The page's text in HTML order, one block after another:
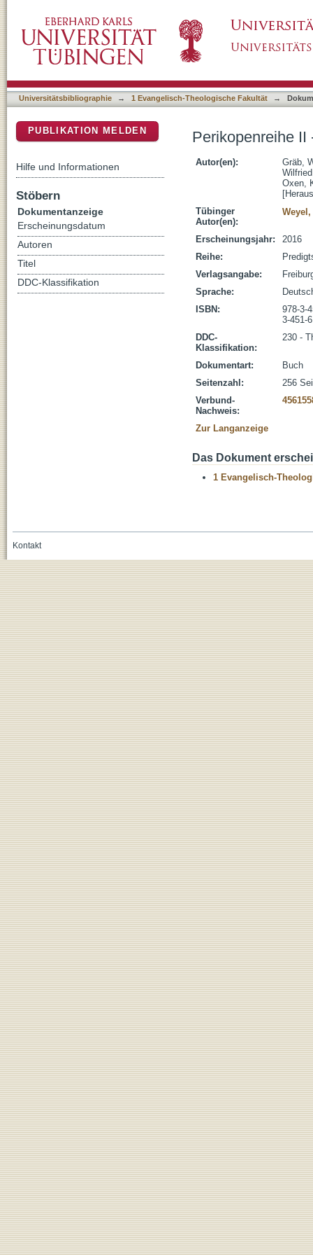
Universitätsbibliographie → 1 Evangelisch-Theologische Fakultät →
Perikopenreihe II
Autor(en):
Gräb,
Oxen,
Tübinger
Autor(en):
Erscheinungsjahr:
2016
Reihe:
Verlagsangabe:
Sprache:
ISBN:
978-3-
3-451-
DDC-
Klassifikation:
230 -
Dokumentart:
Buch
Seitenzahl:
256
Verbund-
Nachweis:
Zur Langanzeige
Das Dokument
1 Evangelisch-
PUBLIKATION MELDEN
Hilfe und Informationen
Stöbern
Dokumentanzeige
Erscheinungsdatum
Autoren
Titel
DDC-Klassifikation
Kontakt